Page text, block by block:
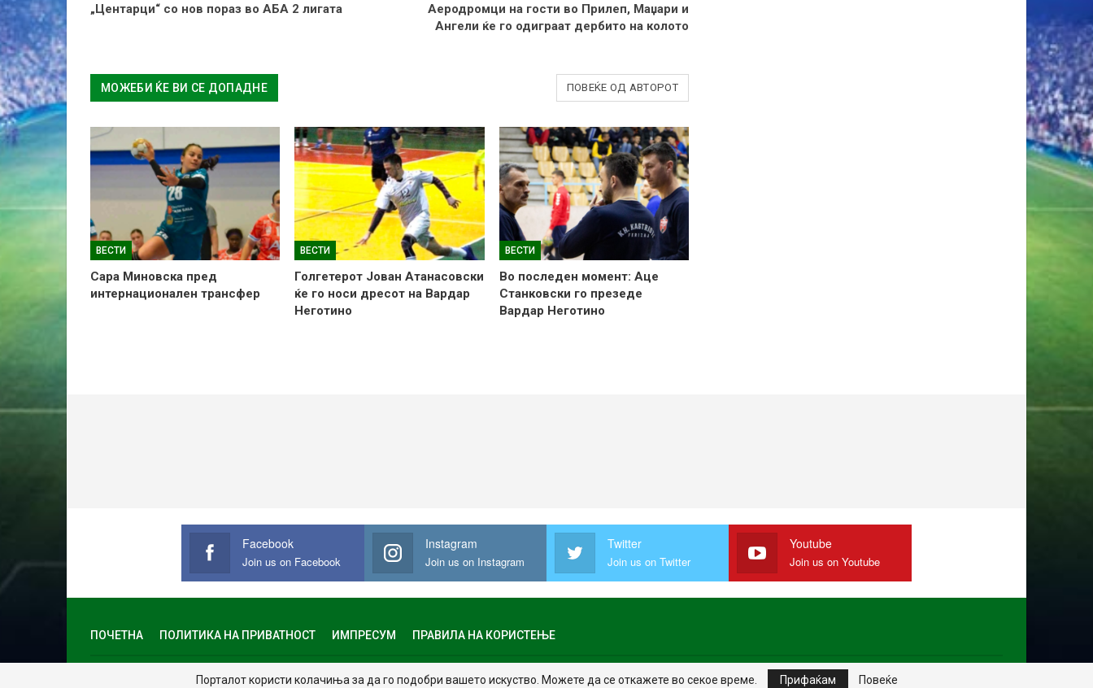
„Центарци“ со нов пораз во АБА 2 лигата
Аеродромци на гости во Прилеп, Маџари и
Ангели ќе го одиграат дербито на колото
МОЖЕБИ ЌЕ ВИ СЕ ДОПАДНЕ ПОВЕЌЕ ОД АВТОРОТ
ВЕСТИ
Сара Миновска пред
интернационален трансфер
ВЕСТИ
Голгетерот Јован Атанасовски
ќе го носи дресот на Вардар
Неготино
ВЕСТИ
Во последен момент: Аце
Станковски го презеде
Вардар Неготино
Facebook
Join us on Facebook
Instagram
Join us on Instagram
Twitter
Join us on Twitter
Youtube
Join us on Youtube
ПОЧЕТНА ПОЛИТИКА НА ПРИВАТНОСТ ИМПРЕСУМ ПРАВИЛА НА КОРИСТЕЊЕ
Порталот користи колачиња за да го подобри вашето искуство. Можете да се откажете во секое време. Прифаќам Повеќе